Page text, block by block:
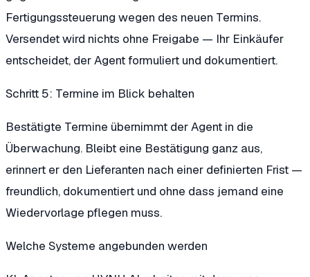
Fertigungssteuerung wegen des neuen Termins.
Versendet wird nichts ohne Freigabe — Ihr Einkäufer
entscheidet, der Agent formuliert und dokumentiert.
Schritt 5: Termine im Blick behalten
Bestätigte Termine übernimmt der Agent in die
Überwachung. Bleibt eine Bestätigung ganz aus,
erinnert er den Lieferanten nach einer definierten Frist —
freundlich, dokumentiert und ohne dass jemand eine
Wiedervorlage pflegen muss.
Welche Systeme angebunden werden